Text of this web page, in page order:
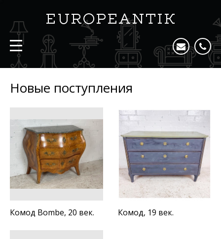
Новые поступления
Комод Bombe, 20 век. Комод, 19 век.